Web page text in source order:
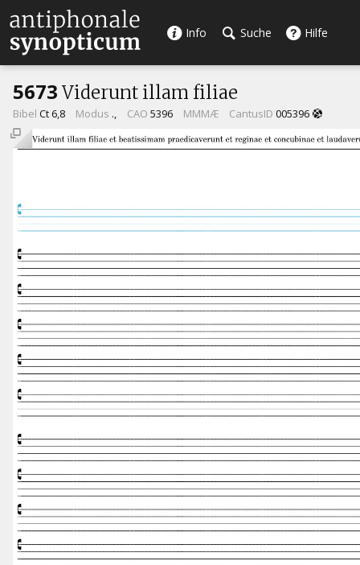
Info Suche Hilfe
5673 Viderunt illam filiae
Bibel Ct 6,8 Modus ., CAO 5396 MMMÆ CantusID 005396